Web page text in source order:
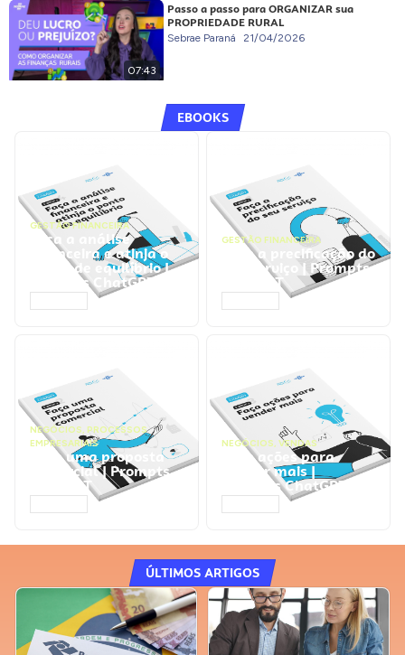
07:43
Passo a passo para ORGANIZAR sua
PROPRIEDADE RURAL
Sebrae Paraná 21/04/2026
EBOOKS
GESTÃO FINANCEIRA
Faça a análise
financeira e atinja o
ponto de equilíbrio |
Prompts ChatGPT
GESTÃO FINANCEIRA
Faça a precificação do
seu serviço | Prompts
ChatGPT
NEGÓCIOS, PROCESSOS
EMPRESARIAIS
Faça uma proposta
comercial | Prompts
ChatGPT
NEGÓCIOS, VENDAS
Faça ações para
vender mais |
Prompts ChatGPT
ÚLTIMOS ARTIGOS